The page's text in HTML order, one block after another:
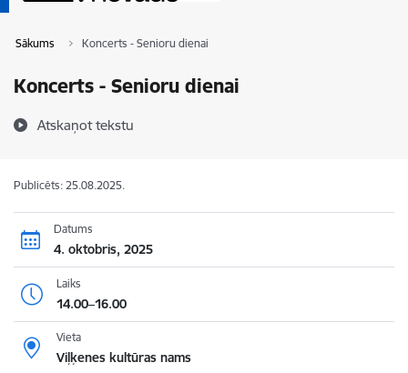
Sākums Koncerts - Senioru dienai
Koncerts - Senioru dienai
Atskaņot tekstu
Publicēts: 25.08.2025.
Datums
4. oktobris, 2025
Laiks
14.00–16.00
Vieta
Viļķenes kultūras nams